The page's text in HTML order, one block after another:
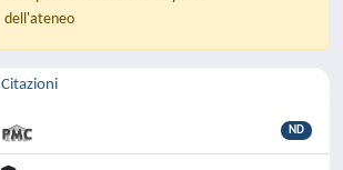
dell'ateneo
Citazioni
ND